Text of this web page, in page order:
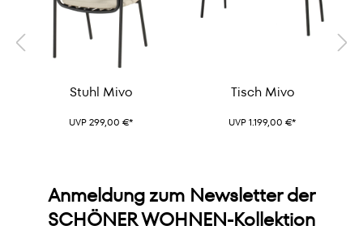
Stuhl Mivo
UVP 299,00 €*
Tisch Mivo
UVP 1.199,00 €*
Anmeldung zum Newsletter der
SCHÖNER WOHNEN-Kollektion